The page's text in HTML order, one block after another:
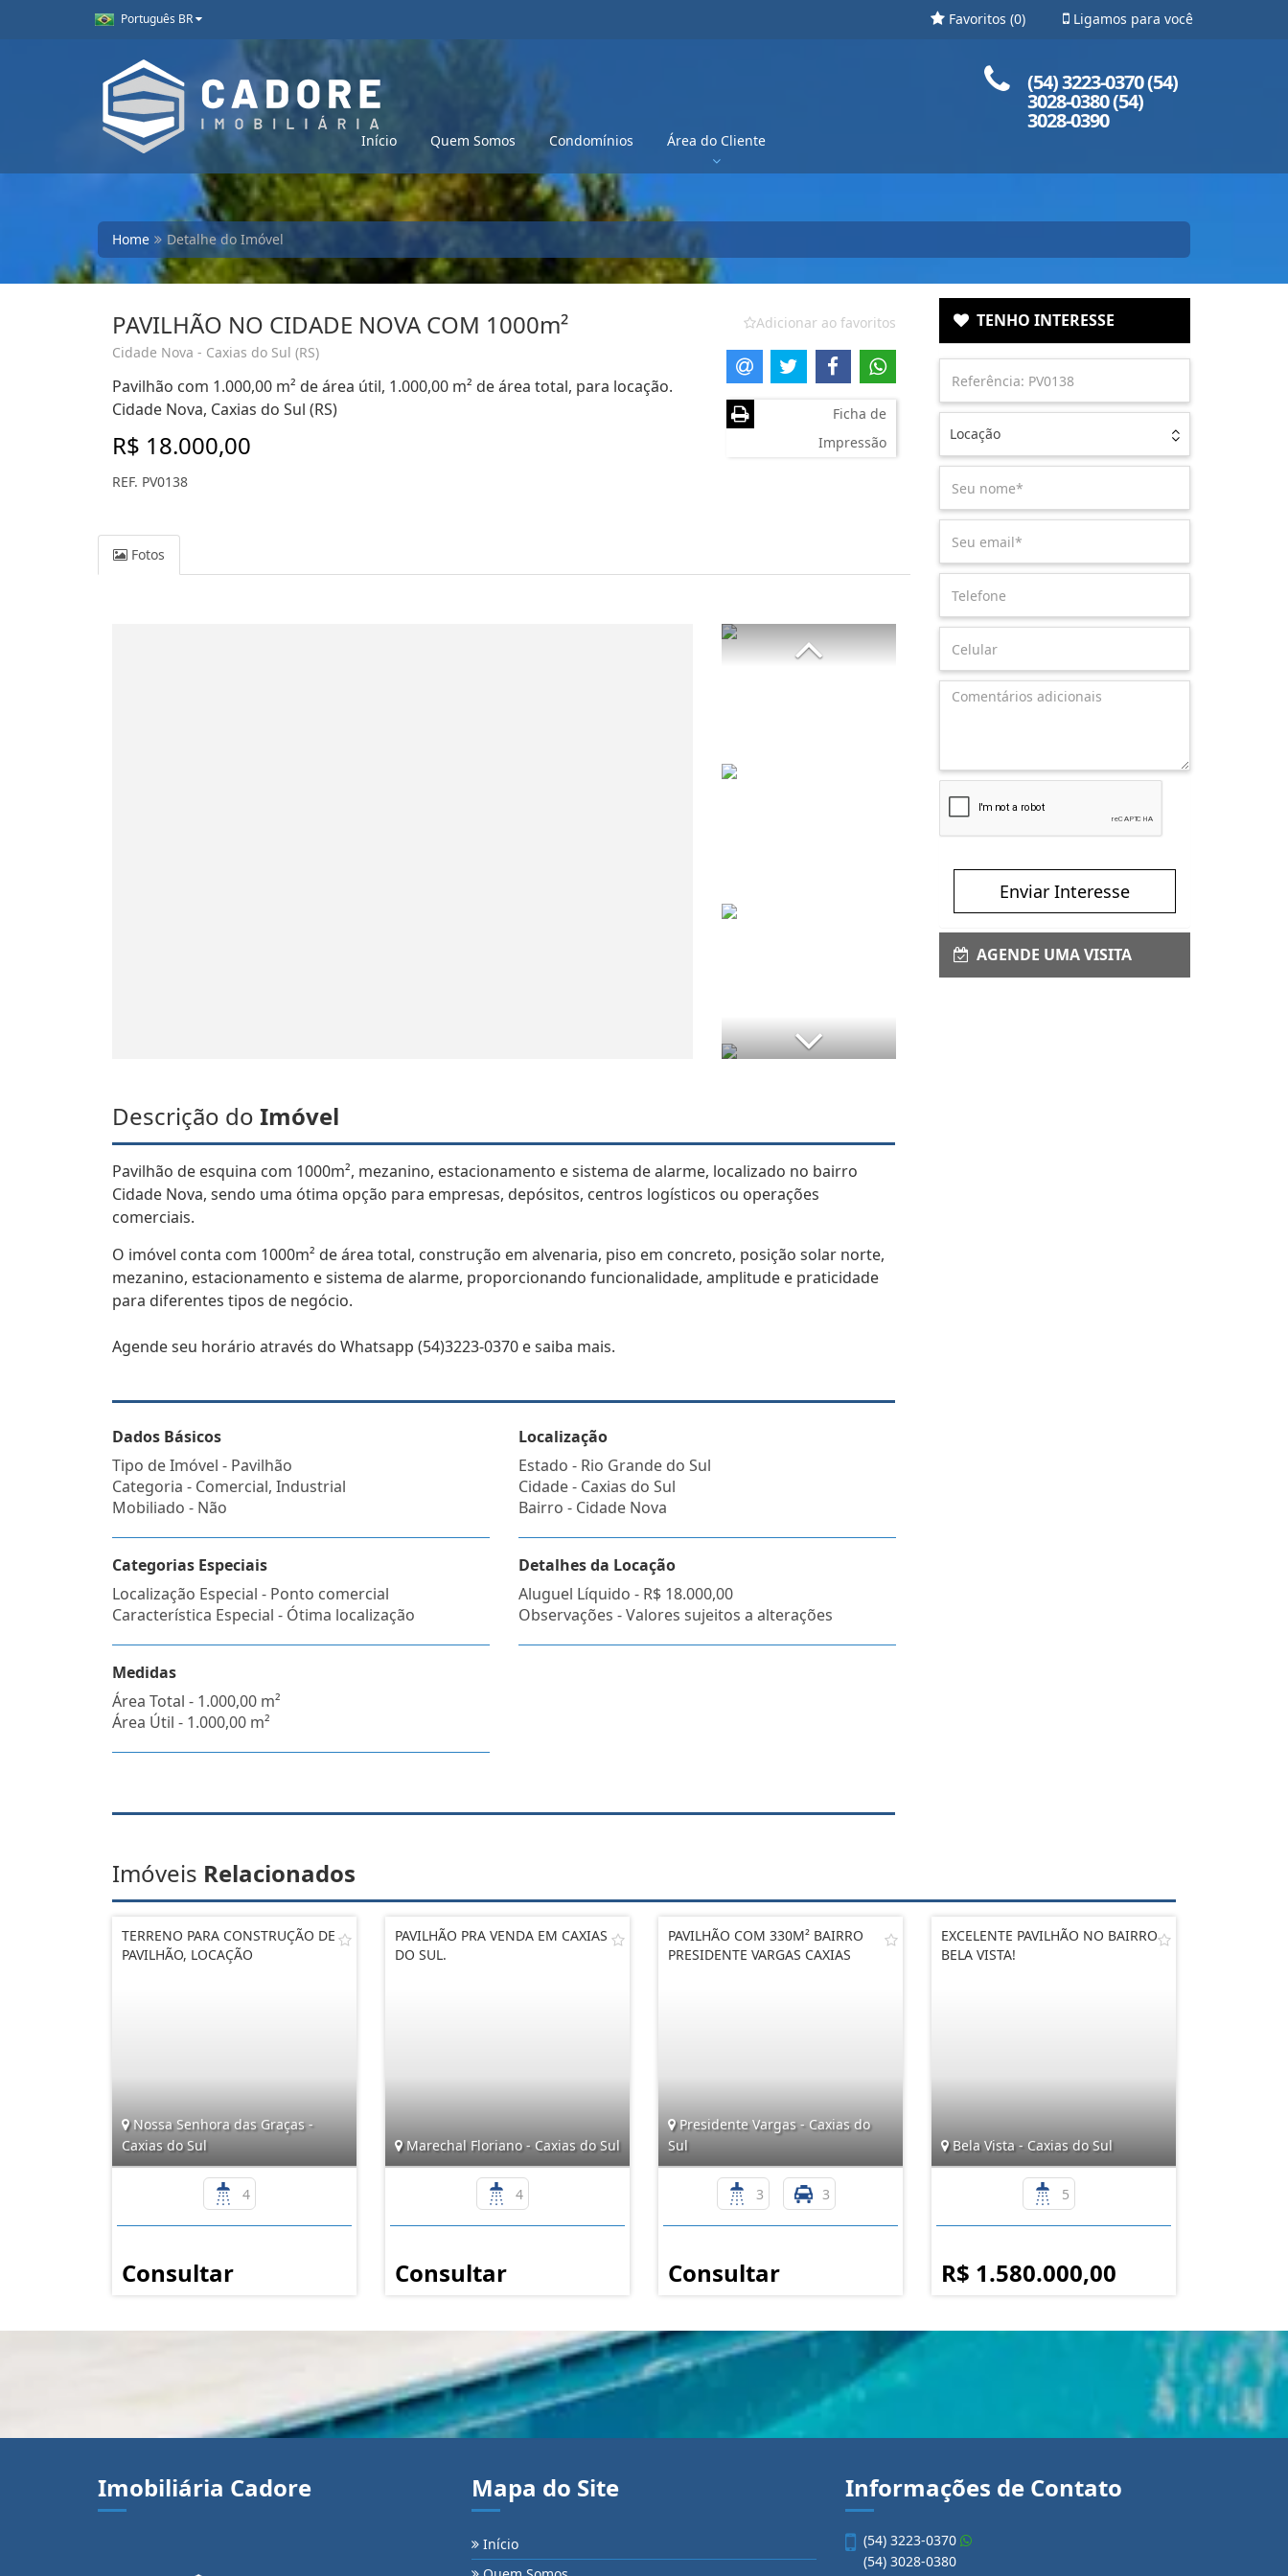
Português BR Ligamos para você
Favoritos (0)
Início Quem Somos Condomínios Área do Cliente
(54) 3223-0370 (54)
3028-0380 (54)
3028-0390
Home Detalhe do Imóvel
PAVILHÃO NO CIDADE NOVA COM 1000m²
Cidade Nova - Caxias do Sul (RS)
Pavilhão com 1.000,00 m² de área útil, 1.000,00 m² de área total, para locação.
Cidade Nova, Caxias do Sul (RS)
R$ 18.000,00
REF. PV0138
Adicionar ao favoritos
Ficha de
Impressão
Fotos
Descrição do Imóvel
Pavilhão de esquina com 1000m², mezanino, estacionamento e sistema de alarme, localizado no bairro
Cidade Nova, sendo uma ótima opção para empresas, depósitos, centros logísticos ou operações
comerciais.
O imóvel conta com 1000m² de área total, construção em alvenaria, piso em concreto, posição solar norte,
mezanino, estacionamento e sistema de alarme, proporcionando funcionalidade, amplitude e praticidade
para diferentes tipos de negócio.
Agende seu horário através do Whatsapp (54)3223-0370 e saiba mais.
Dados Básicos
Tipo de Imóvel - Pavilhão
Categoria - Comercial, Industrial
Mobiliado - Não
Categorias Especiais
Localização Especial - Ponto comercial
Característica Especial - Ótima localização
Medidas
Área Total - 1.000,00 m²
Área Útil - 1.000,00 m²
Localização
Estado - Rio Grande do Sul
Cidade - Caxias do Sul
Bairro - Cidade Nova
Detalhes da Locação
Aluguel Líquido - R$ 18.000,00
Observações - Valores sujeitos a alterações
TENHO INTERESSE
Locação
Enviar Interesse
AGENDE UMA VISITA
Imóveis Relacionados
TERRENO PARA CONSTRUÇÃO DE
PAVILHÃO, LOCAÇÃO
Nossa Senhora das Graças -
Caxias do Sul
4
Consultar
PAVILHÃO PRA VENDA EM CAXIAS
DO SUL.
Marechal Floriano - Caxias do Sul
4
Consultar
PAVILHÃO COM 330M² BAIRRO
PRESIDENTE VARGAS CAXIAS
Presidente Vargas - Caxias do
Sul
3 3
Consultar
EXCELENTE PAVILHÃO NO BAIRRO
BELA VISTA!
Bela Vista - Caxias do Sul
5
R$ 1.580.000,00
Imobiliária Cadore Mapa do Site
Início
Informações de Contato
(54) 3223-0370
(54) 3028-0380